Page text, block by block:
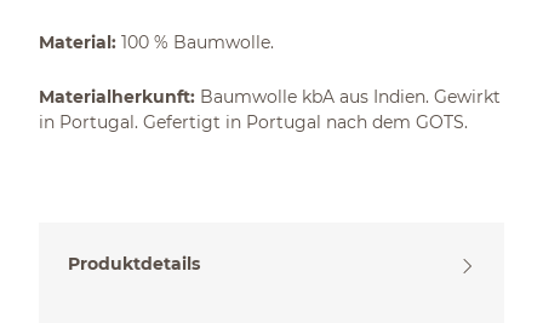
Material: 100 % Baumwolle.
Materialherkunft: Baumwolle kbA aus Indien. Gewirkt
in Portugal. Gefertigt in Portugal nach dem GOTS.
Produktdetails